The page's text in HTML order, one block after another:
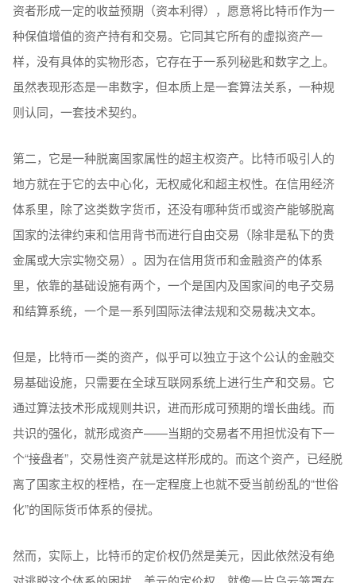
资者形成一定的收益预期（资本利得），愿意将比特币作为一
种保值增值的资产持有和交易。它同其它所有的虚拟资产一
样，没有具体的实物形态，它存在于一系列秘匙和数字之上。
虽然表现形态是一串数字，但本质上是一套算法关系，一种规
则认同，一套技术契约。
第二，它是一种脱离国家属性的超主权资产。比特币吸引人的
地方就在于它的去中心化，无权威化和超主权性。在信用经济
体系里，除了这类数字货币，还没有哪种货币或资产能够脱离
国家的法律约束和信用背书而进行自由交易（除非是私下的贵
金属或大宗实物交易）。因为在信用货币和金融资产的体系
里，依靠的基础设施有两个，一个是国内及国家间的电子交易
和结算系统，一个是一系列国际法律法规和交易裁决文本。
但是，比特币一类的资产，似乎可以独立于这个公认的金融交
易基础设施，只需要在全球互联网系统上进行生产和交易。它
通过算法技术形成规则共识，进而形成可预期的增长曲线。而
共识的强化，就形成资产——当期的交易者不用担忧没有下一
个“接盘者”，交易性资产就是这样形成的。而这个资产，已经脱
离了国家主权的桎梏，在一定程度上也就不受当前纷乱的“世俗
化”的国际货币体系的侵扰。
然而，实际上，比特币的定价权仍然是美元，因此依然没有绝